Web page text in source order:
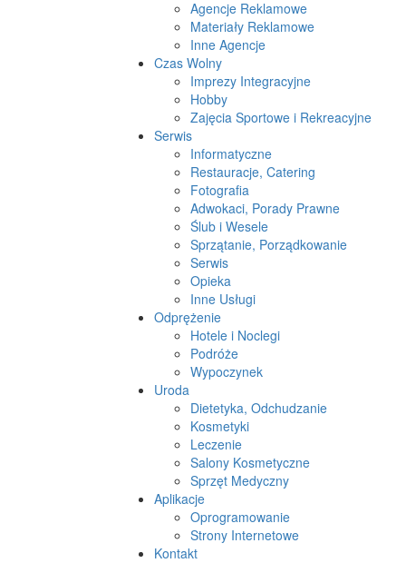
Agencje Reklamowe
Materiały Reklamowe
Inne Agencje
Czas Wolny
Imprezy Integracyjne
Hobby
Zajęcia Sportowe i Rekreacyjne
Serwis
Informatyczne
Restauracje, Catering
Fotografia
Adwokaci, Porady Prawne
Ślub i Wesele
Sprzątanie, Porządkowanie
Serwis
Opieka
Inne Usługi
Odprężenie
Hotele i Noclegi
Podróże
Wypoczynek
Uroda
Dietetyka, Odchudzanie
Kosmetyki
Leczenie
Salony Kosmetyczne
Sprzęt Medyczny
Aplikacje
Oprogramowanie
Strony Internetowe
Kontakt